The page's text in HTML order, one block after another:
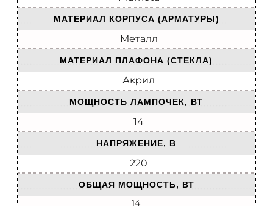
МАТЕРИАЛ КОРПУСА (АРМАТУРЫ)
Металл
МАТЕРИАЛ ПЛАФОНА (СТЕКЛА)
Акрил
МОЩНОСТЬ ЛАМПОЧЕК, ВТ
14
НАПРЯЖЕНИЕ, В
220
ОБЩАЯ МОЩНОСТЬ, ВТ
14